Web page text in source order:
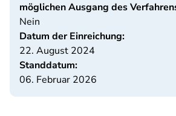
möglichen Ausgang des
Nein
Datum der Einreichung:
22. August 2024
Standdatum:
06. Februar 2026